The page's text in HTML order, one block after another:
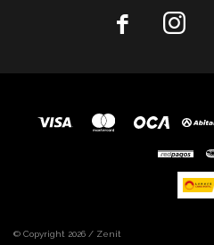
 
© Copyright 2026 / Zenit